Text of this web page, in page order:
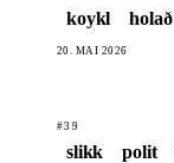
koykl holað
20. MAI 2026
#39
slikk polit